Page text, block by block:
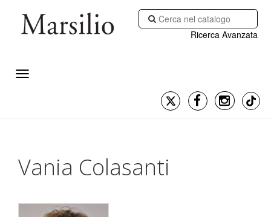
Ricerca Avanzata
Vania Colasanti